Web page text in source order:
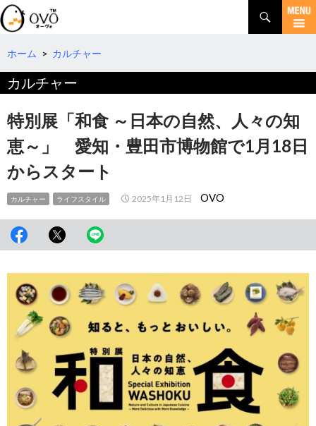
検
索
コ
テ
ツ
へ
移
動
ホーム > カルチャー
カルチャー
特別展「和食 ～日本の自然、人々の知
恵～」 愛知・豊田市博物館で1月18日
からスタート
カルチャー ライフスタイル 2025年1月12日 OVO